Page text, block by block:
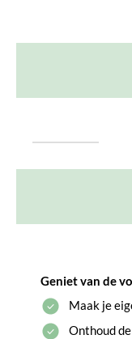
Geniet van de
Maak je
Onthoud